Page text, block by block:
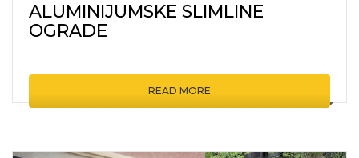
ALUMINIJUMSKE SLIMLINE
OGRADE
READ MORE